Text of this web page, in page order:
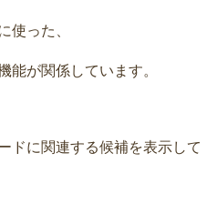
使った、
能が関係しています。
ドに関連する候補を表示して